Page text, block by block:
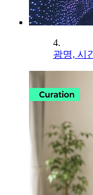
4.
광명, 시